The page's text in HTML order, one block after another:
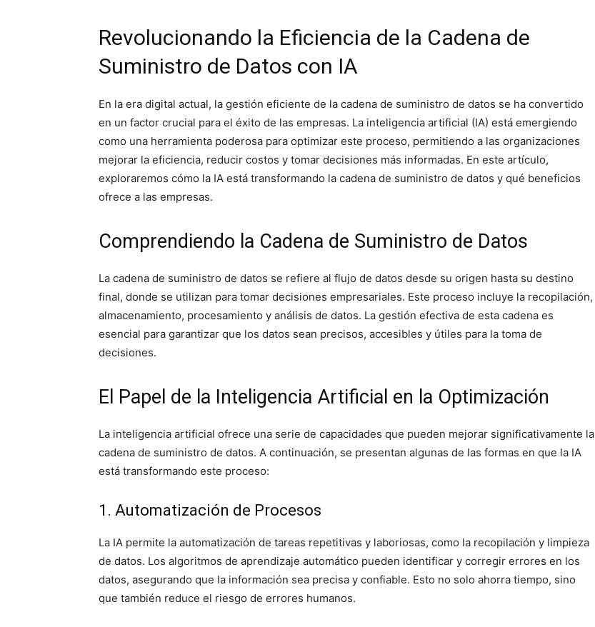
Revolucionando la Eficiencia de la Cadena de
Suministro de Datos con IA
En la era digital actual, la gestión eficiente de la cadena de suministro de datos se ha convertido
en un factor crucial para el éxito de las empresas. La inteligencia artificial (IA) está emergiendo
como una herramienta poderosa para optimizar este proceso, permitiendo a las organizaciones
mejorar la eficiencia, reducir costos y tomar decisiones más informadas. En este artículo,
exploraremos cómo la IA está transformando la cadena de suministro de datos y qué beneficios
ofrece a las empresas.
Comprendiendo la Cadena de Suministro de Datos
La cadena de suministro de datos se refiere al flujo de datos desde su origen hasta su destino
final, donde se utilizan para tomar decisiones empresariales. Este proceso incluye la recopilación,
almacenamiento, procesamiento y análisis de datos. La gestión efectiva de esta cadena es
esencial para garantizar que los datos sean precisos, accesibles y útiles para la toma de
decisiones.
El Papel de la Inteligencia Artificial en la Optimización
La inteligencia artificial ofrece una serie de capacidades que pueden mejorar significativamente la
cadena de suministro de datos. A continuación, se presentan algunas de las formas en que la IA
está transformando este proceso:
1. Automatización de Procesos
La IA permite la automatización de tareas repetitivas y laboriosas, como la recopilación y limpieza
de datos. Los algoritmos de aprendizaje automático pueden identificar y corregir errores en los
datos, asegurando que la información sea precisa y confiable. Esto no solo ahorra tiempo, sino
que también reduce el riesgo de errores humanos.